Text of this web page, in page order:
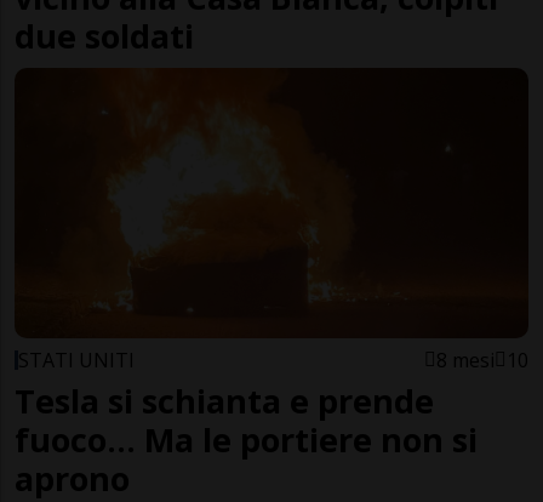
due soldati
STATI UNITI 8 mesi 10
Tesla si schianta e prende
fuoco... Ma le portiere non si
aprono